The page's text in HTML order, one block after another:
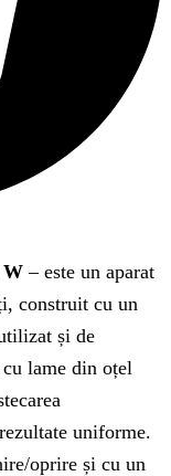
W – este un aparat
construit cu un
și de
lame din oțel
uniforme.
oprire și cu un